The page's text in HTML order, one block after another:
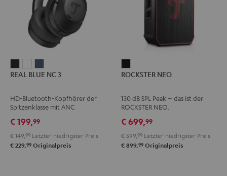
BLUE
3
Black
BLUE
3
White
BLUE
3
REAL BLUE NC 3
HD-Bluetooth-Kopfhörer der
Spitzenklasse mit ANC
€ 199,99
€ 149,99 Letzter niedrigster Preis
€ 229,99 Originalpreis
NEO
ROCKSTER NEO
130 dB SPL Peak – das ist der
ROCKSTER NEO.
€ 699,99
€ 599,99 Letzter niedrigster Preis
€ 899,99 Originalpreis